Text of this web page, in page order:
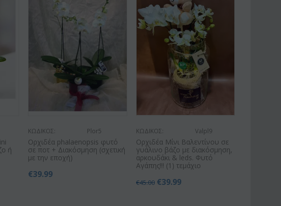
ή
ΚΩΔΙΚΟΣ: Plor5
Ορχιδέα phalaenopsis φυτό
σε ποτ + Διακόσμηση (σχετική
με την εποχή)
€39.99
ΚΩΔΙΚΟΣ: Valpl9
Ορχιδέα Μίνι Βαλεντίνου σε
γυάλινο βάζο με διακόσμηση,
αρκουδάκι & leds. Φυτό
Αγάπης!!! (1) τεμάχιο
€45.00 €39.99